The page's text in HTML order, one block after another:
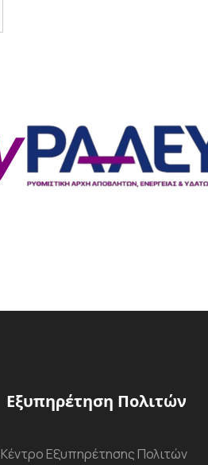
Εξυπηρέτηση Πολιτών
Κέντρο Εξυπηρέτησης Πολιτών